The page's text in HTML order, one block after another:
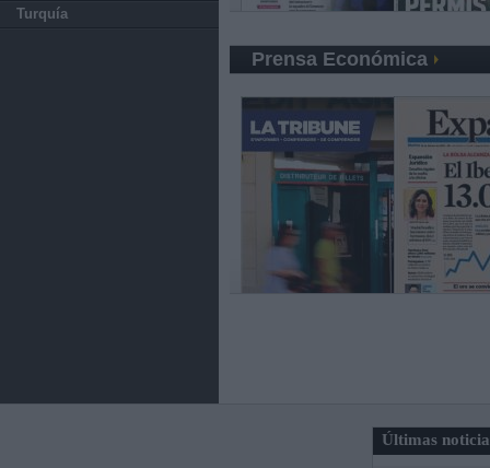
Turquía
Prensa Económica
Últimas